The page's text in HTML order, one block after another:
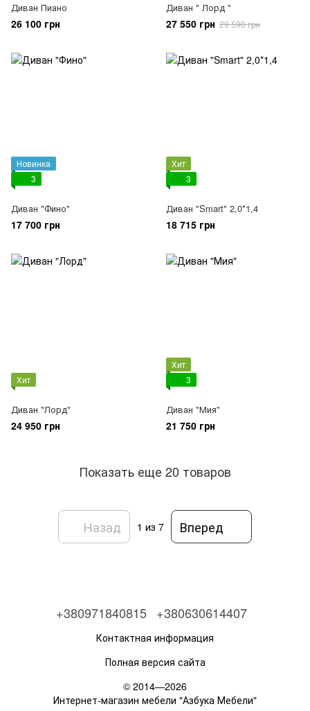
Диван Пиано
26 100 грн
Диван " Лорд "
27 550 грн 29 590 грн
Новинка
3
Диван "Фино"
17 700 грн
Хит
3
Диван "Smart" 2,0*1,4
18 715 грн
Хит
Диван "Лорд"
24 950 грн
Хит
3
Диван "Мия"
21 750 грн
Показать еще 20 товаров
Назад 1 из 7 Вперед
+380971840815 +380630614407
Контактная информация
Полная версия сайта
© 2014—2026
Интернет-магазин мебели "Азбука Мебели"